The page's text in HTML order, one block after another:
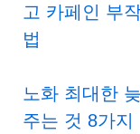
고 카페인 부
법
노화 최대한
주는 것 8가지